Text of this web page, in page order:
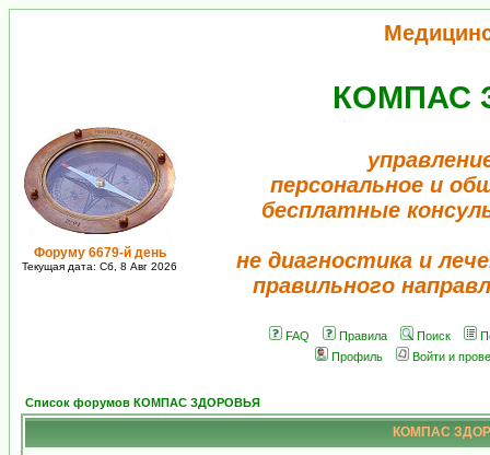
Форуму 6679-й день
Текущая дата: Сб, 8 Авг 2026
КОМПАС
персональное и
бесплатные
не диагностика и
правильного
FAQ Правила Поиск
Профиль
Войти и
Список форумов КОМПАС ЗДОРОВЬЯ
КОМПАС